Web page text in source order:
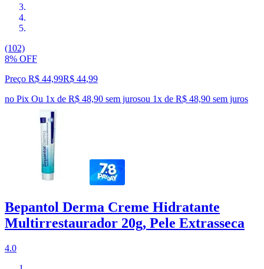
(102)
8% OFF
Preço R$ 44,99R$ 44,99
no Pix Ou 1x de R$ 48,90 sem jurosou 1x de R$ 48,90 sem juros
Bepantol Derma Creme Hidratante
Multirrestaurador 20g, Pele Extrasseca
4.0